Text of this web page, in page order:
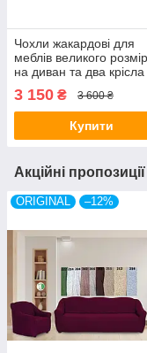
Чохли жакардові для
меблів великого
на диван та два
оборки натяжні Venera
капучино
3 150 ₴ 3 600 ₴
Купити
Акційні
ORIGINAL –12%